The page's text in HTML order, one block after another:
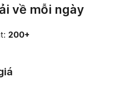
về mỗi ngày
200+